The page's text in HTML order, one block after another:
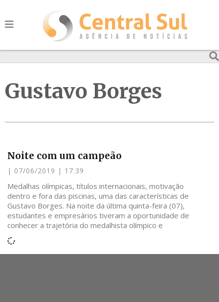
Gustavo Borges
Noite com um campeão
07/06/2019 17:39
Medalhas olímpicas, títulos internacionais, motivação
dentro e fora das piscinas, uma das características de
Gustavo Borges. Na noite da última quinta-feira (07),
estudantes e empresários tiveram a oportunidade de
conhecer a trajetória do medalhista olímpico e